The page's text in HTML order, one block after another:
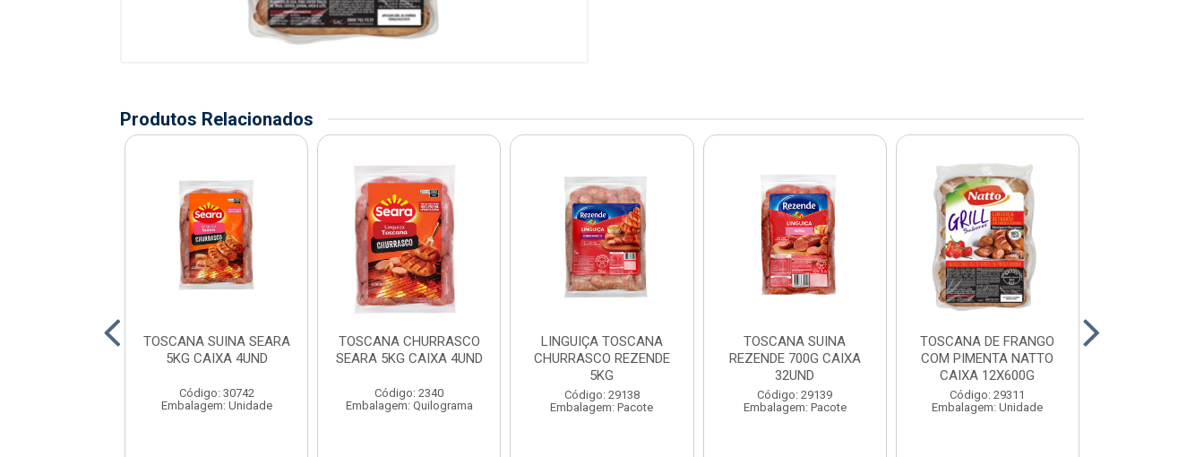
Produtos Relacionados
TOSCANA SUINA SEARA
5KG CAIXA 4UND
Código: 30742
Embalagem: Unidade
TOSCANA CHURRASCO
SEARA 5KG CAIXA 4UND
Código: 2340
Embalagem: Quilograma
LINGUIÇA TOSCANA
CHURRASCO REZENDE
5KG
Código: 29138
Embalagem: Pacote
TOSCANA SUINA
REZENDE 700G CAIXA
32UND
Código: 29139
Embalagem: Pacote
TOSCANA DE FRANGO
COM PIMENTA NATTO
CAIXA 12X600G
Código: 29311
Embalagem: Unidade